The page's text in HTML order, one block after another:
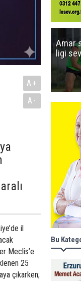
A+
A-
il
Meclis’e
25
çıkarken;
Amar
ligi
Bu